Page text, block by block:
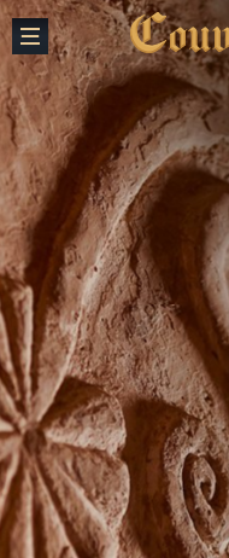
Fermer
creation vinium